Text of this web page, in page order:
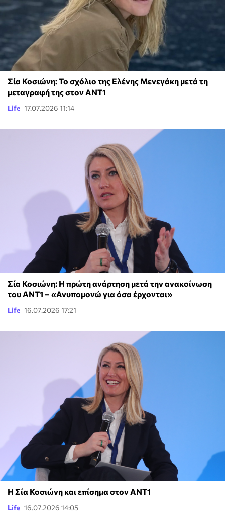
Σία Κοσιώνη: Το σχόλιο της Ελένης Μενεγάκη μετά τη
μεταγραφή της στον ΑΝΤ1
Life 17.07.2026 11:14
Σία Κοσιώνη: Η πρώτη ανάρτηση μετά την ανακοίνωση
του ΑΝΤ1 – «Ανυπομονώ για όσα έρχονται»
Life 16.07.2026 17:21
Η Σία Κοσιώνη και επίσημα στον ΑΝΤ1
Life 16.07.2026 14:05